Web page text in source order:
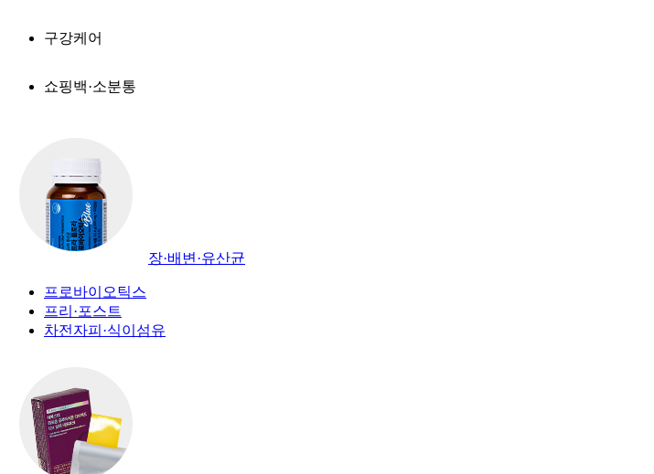
구강케어
쇼핑백·소분통
장·배변·유산균
프로바이오틱스
프리·포스트
차전자피·식이섬유